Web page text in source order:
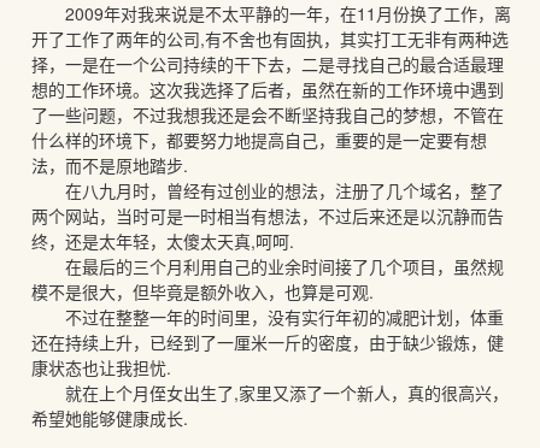
2009年对我来说是不太平静的一年，在11月份换了工作，离
开了工作了两年的公司,有不舍也有固执，其实打工无非有两种选
择，一是在一个公司持续的干下去，二是寻找自己的最合适最理
想的工作环境。这次我选择了后者，虽然在新的工作环境中遇到
了一些问题，不过我想我还是会不断坚持我自己的梦想，不管在
什么样的环境下，都要努力地提高自己，重要的是一定要有想
法，而不是原地踏步.
在八九月时，曾经有过创业的想法，注册了几个域名，整了
两个网站，当时可是一时相当有想法，不过后来还是以沉静而告
终，还是太年轻，太傻太天真,呵呵.
在最后的三个月利用自己的业余时间接了几个项目，虽然规
模不是很大，但毕竟是额外收入，也算是可观.
不过在整整一年的时间里，没有实行年初的减肥计划，体重
还在持续上升，已经到了一厘米一斤的密度，由于缺少锻炼，健
康状态也让我担忧.
就在上个月侄女出生了,家里又添了一个新人，真的很高兴，
希望她能够健康成长.